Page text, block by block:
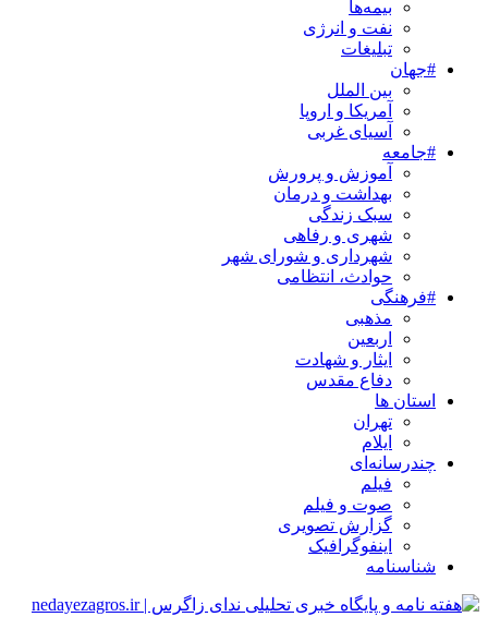
بیمه‌ها
نفت و انرژی
تبلیغات
#جهان
بین الملل
آمریکا و اروپا
آسیای غربی
#جامعه
آموزش و پرورش
بهداشت و درمان
سبک زندگی
شهری و رفاهی
شهرداری و شورای شهر
حوادث، انتظامی
#فرهنگی
مذهبی
اربعین
ایثار و شهادت
دفاع مقدس
استان ها
تهران
ایلام
چندرسانه‌ای
فیلم
صوت و فیلم
گزارش تصویری
اینفوگرافیک
شناسنامه